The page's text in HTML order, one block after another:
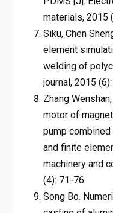
materials, 2015
Siku, Chen
element
welding of
journal, 2015
Zhang
motor of
pump
and finite
machinery and
(4): 71-76.
Song Bo.